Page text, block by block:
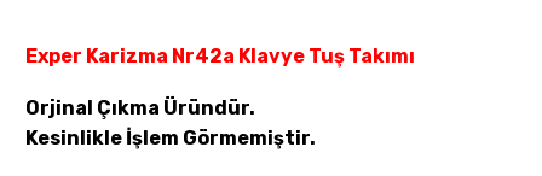
Exper Karizma Nr42a Klavye Tuş Takımı
Orjinal Çıkma Üründür.
Kesinlikle İşlem Görmemiştir.